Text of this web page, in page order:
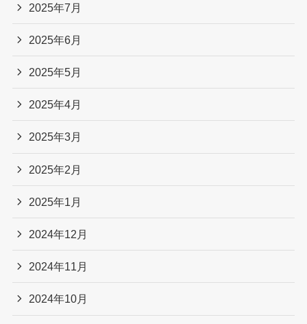
2025年7月
2025年6月
2025年5月
2025年4月
2025年3月
2025年2月
2025年1月
2024年12月
2024年11月
2024年10月